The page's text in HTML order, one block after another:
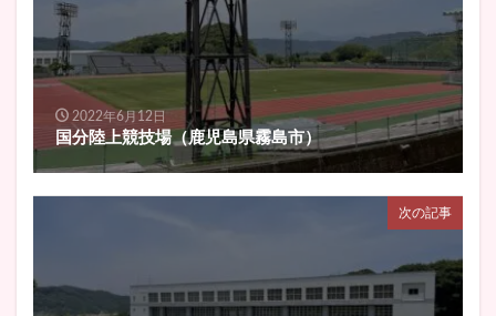
2022年6月12日
国分陸上競技場（鹿児島県霧島市）
次の記事